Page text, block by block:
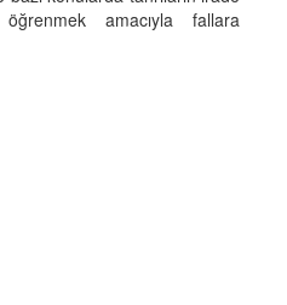
amacıyla fallara